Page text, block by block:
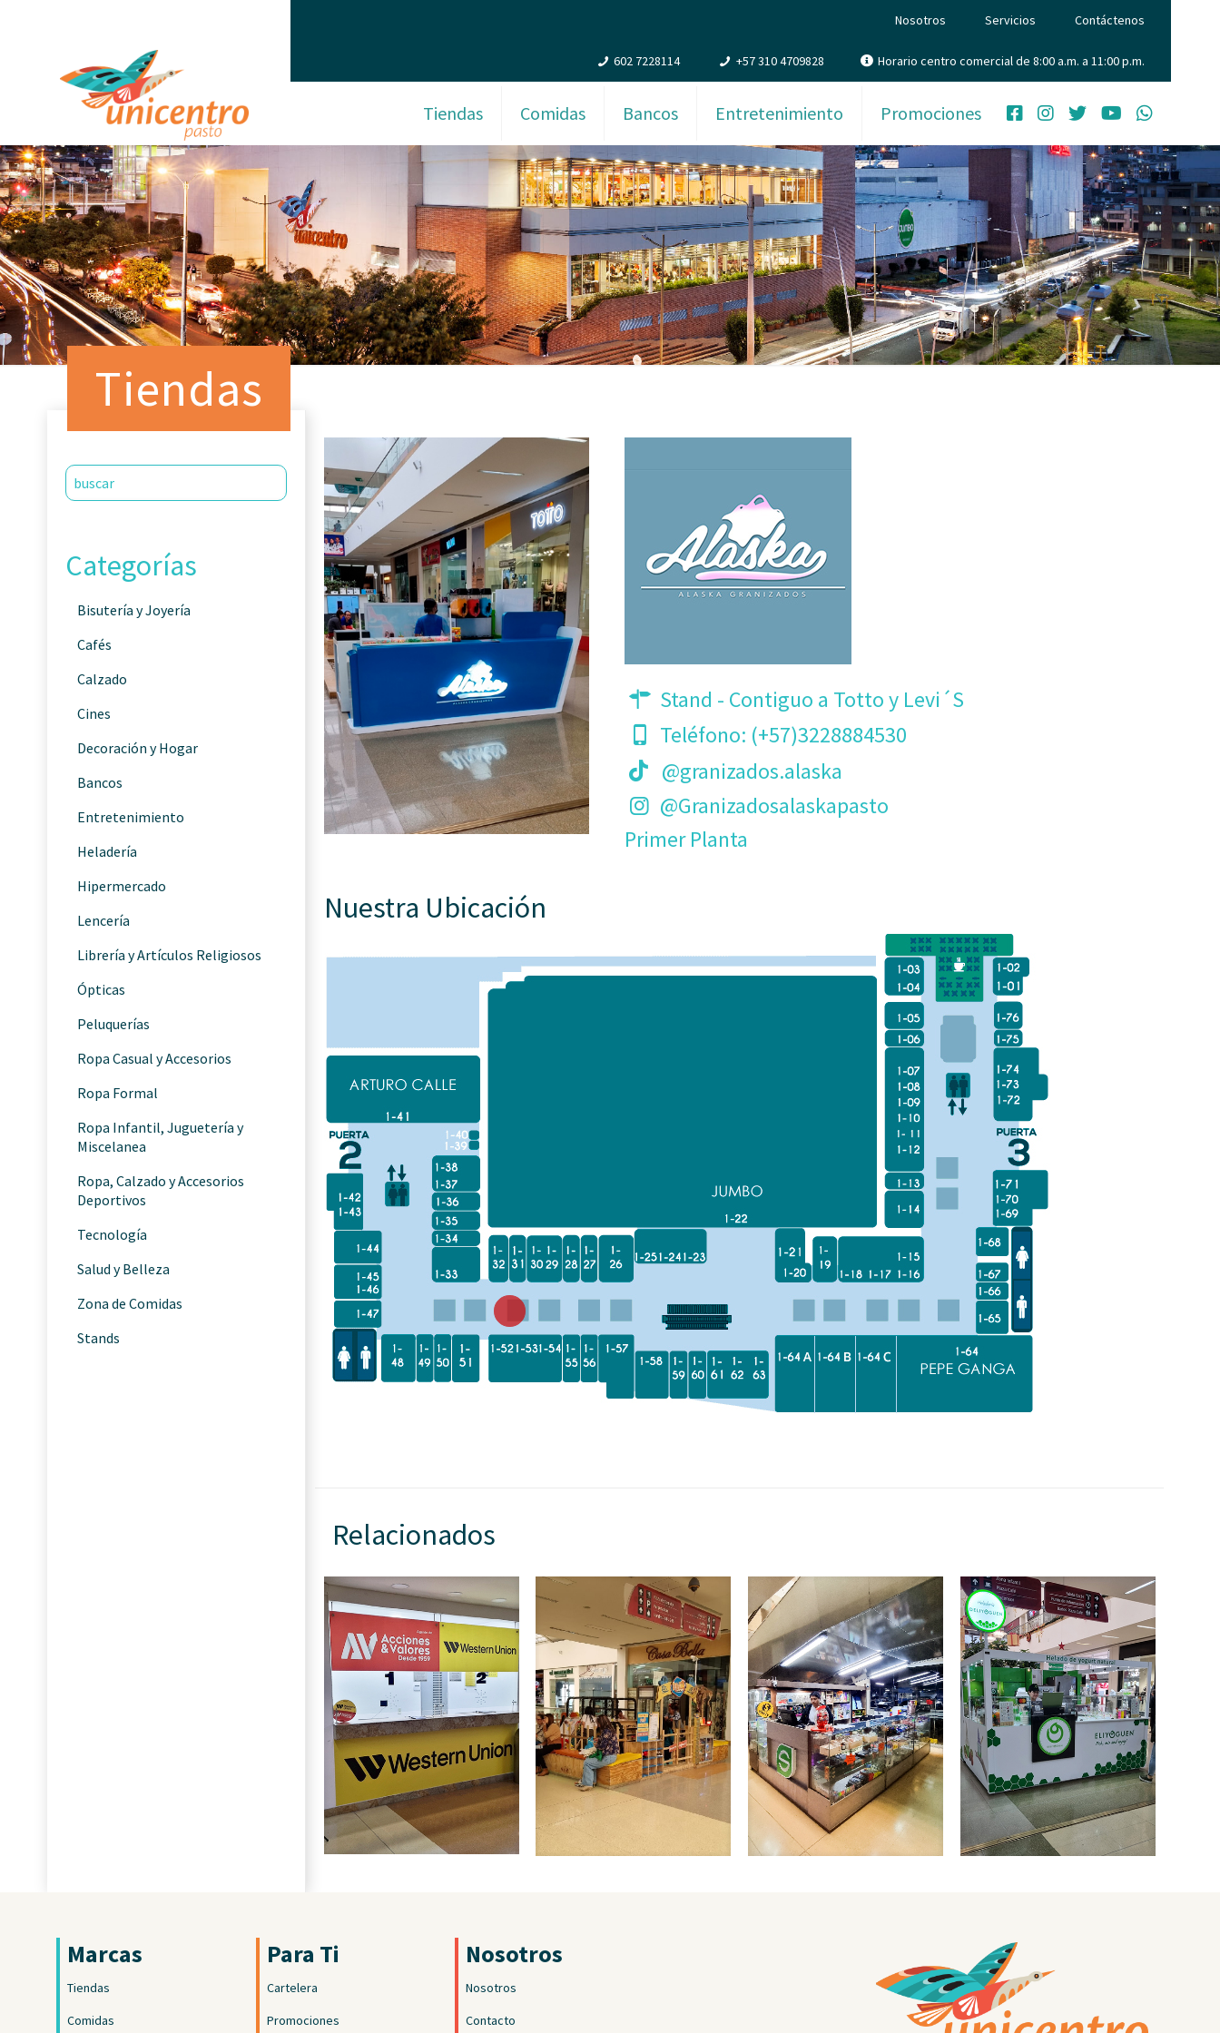
Nosotros Servicios Contáctenos
602 7228114 +57 310 4709828 Horario centro comercial de 8:00 a.m. a 11:00 p.m.
Tiendas Comidas Bancos Entretenimiento Promociones
Stand - Contiguo a Totto y Levi´S
Teléfono: (+57)3228884530
@granizados.alaska
@Granizadosalaskapasto
Primer Planta
Nuestra Ubicación
Relacionados
Categorías
Bisutería y Joyería
Cafés
Calzado
Cines
Decoración y Hogar
Bancos
Entretenimiento
Heladería
Hipermercado
Lencería
Librería y Artículos Religiosos
Ópticas
Peluquerías
Ropa Casual y Accesorios
Ropa Formal
Ropa Infantil, Juguetería y
Miscelanea
Ropa, Calzado y Accesorios
Deportivos
Tecnología
Salud y Belleza
Zona de Comidas
Stands
Marcas
Tiendas
Comidas
Para Ti
Cartelera
Promociones
Nosotros
Nosotros
Contacto